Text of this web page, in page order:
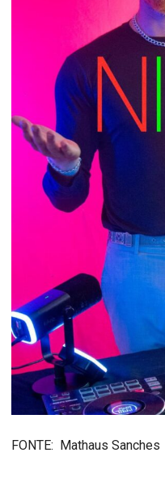
FONTE: Mathaus Sanches